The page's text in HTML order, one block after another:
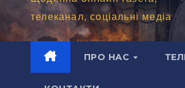
телеканал, соціальні медіа
ПРО НАС